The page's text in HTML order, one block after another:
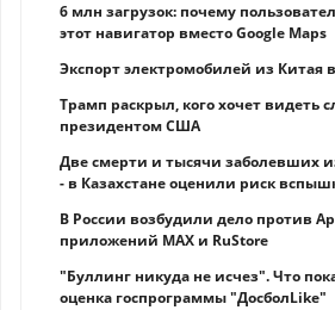
6 млн загрузок: почему
этот навигатор вместо Google Maps
Экспорт электромобилей из Китая
Трамп раскрыл, кого хочет видеть
президентом США
Две смерти и тысячи заболевших
- в Казахстане оценили риск
В России возбудили дело против
приложений MAX и RuStore
"Буллинг никуда не исчез". Что
оценка госпрограммы "ДосболLike"